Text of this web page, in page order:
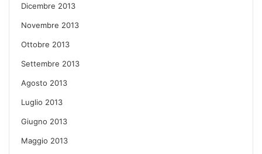
Dicembre 2013
Novembre 2013
Ottobre 2013
Settembre 2013
Agosto 2013
Luglio 2013
Giugno 2013
Maggio 2013